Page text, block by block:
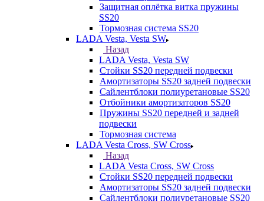
Защитная оплётка витка пружины
SS20
Тормозная система SS20
LADA Vesta, Vesta SW
Назад
LADA Vesta, Vesta SW
Стойки SS20 передней подвески
Амортизаторы SS20 задней подвески
Сайлентблоки полиуретановые SS20
Отбойники амортизаторов SS20
Пружины SS20 передней и задней
подвески
Тормозная система
LADA Vesta Cross, SW Cross
Назад
LADA Vesta Cross, SW Cross
Стойки SS20 передней подвески
Амортизаторы SS20 задней подвески
Сайлентблоки полиуретановые SS20